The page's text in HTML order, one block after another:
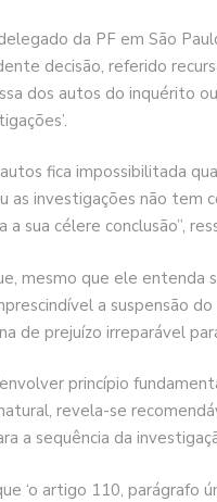
da PF em São
decisão, referido
dos autos do inquérito
fica impossibilitada
as investigações não
sua célere conclusão”,
mesmo que ele
a suspensão
de prejuízo irreparável
princípio
revela-se
a sequência da
‘o artigo 110, parágrafo